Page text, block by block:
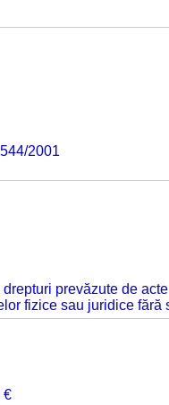
2001
prevăzute de
fizice sau juridice fără
€